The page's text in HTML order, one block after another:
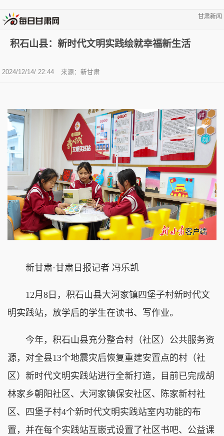
甘肃新闻
积石山县：新时代文明实践绘就幸福新生活
2024/12/14/ 22:44 来源：新甘肃
新甘肃·甘肃日报记者 冯乐凯
12月8日，积石山县大河家镇四堡子村新时代文
明实践站，放学后的学生在读书、写作业。
今年，积石山县充分整合村（社区）公共服务资
源，对全县13个地震灾后恢复重建安置点的村（社
区）新时代文明实践站进行全新打造，目前已完成胡
林家乡朝阳社区、大河家镇保安社区、陈家新村社
区、四堡子村4个新时代文明实践站室内功能的布
置，并在每个实践站互嵌式设置了社区书吧、公益课